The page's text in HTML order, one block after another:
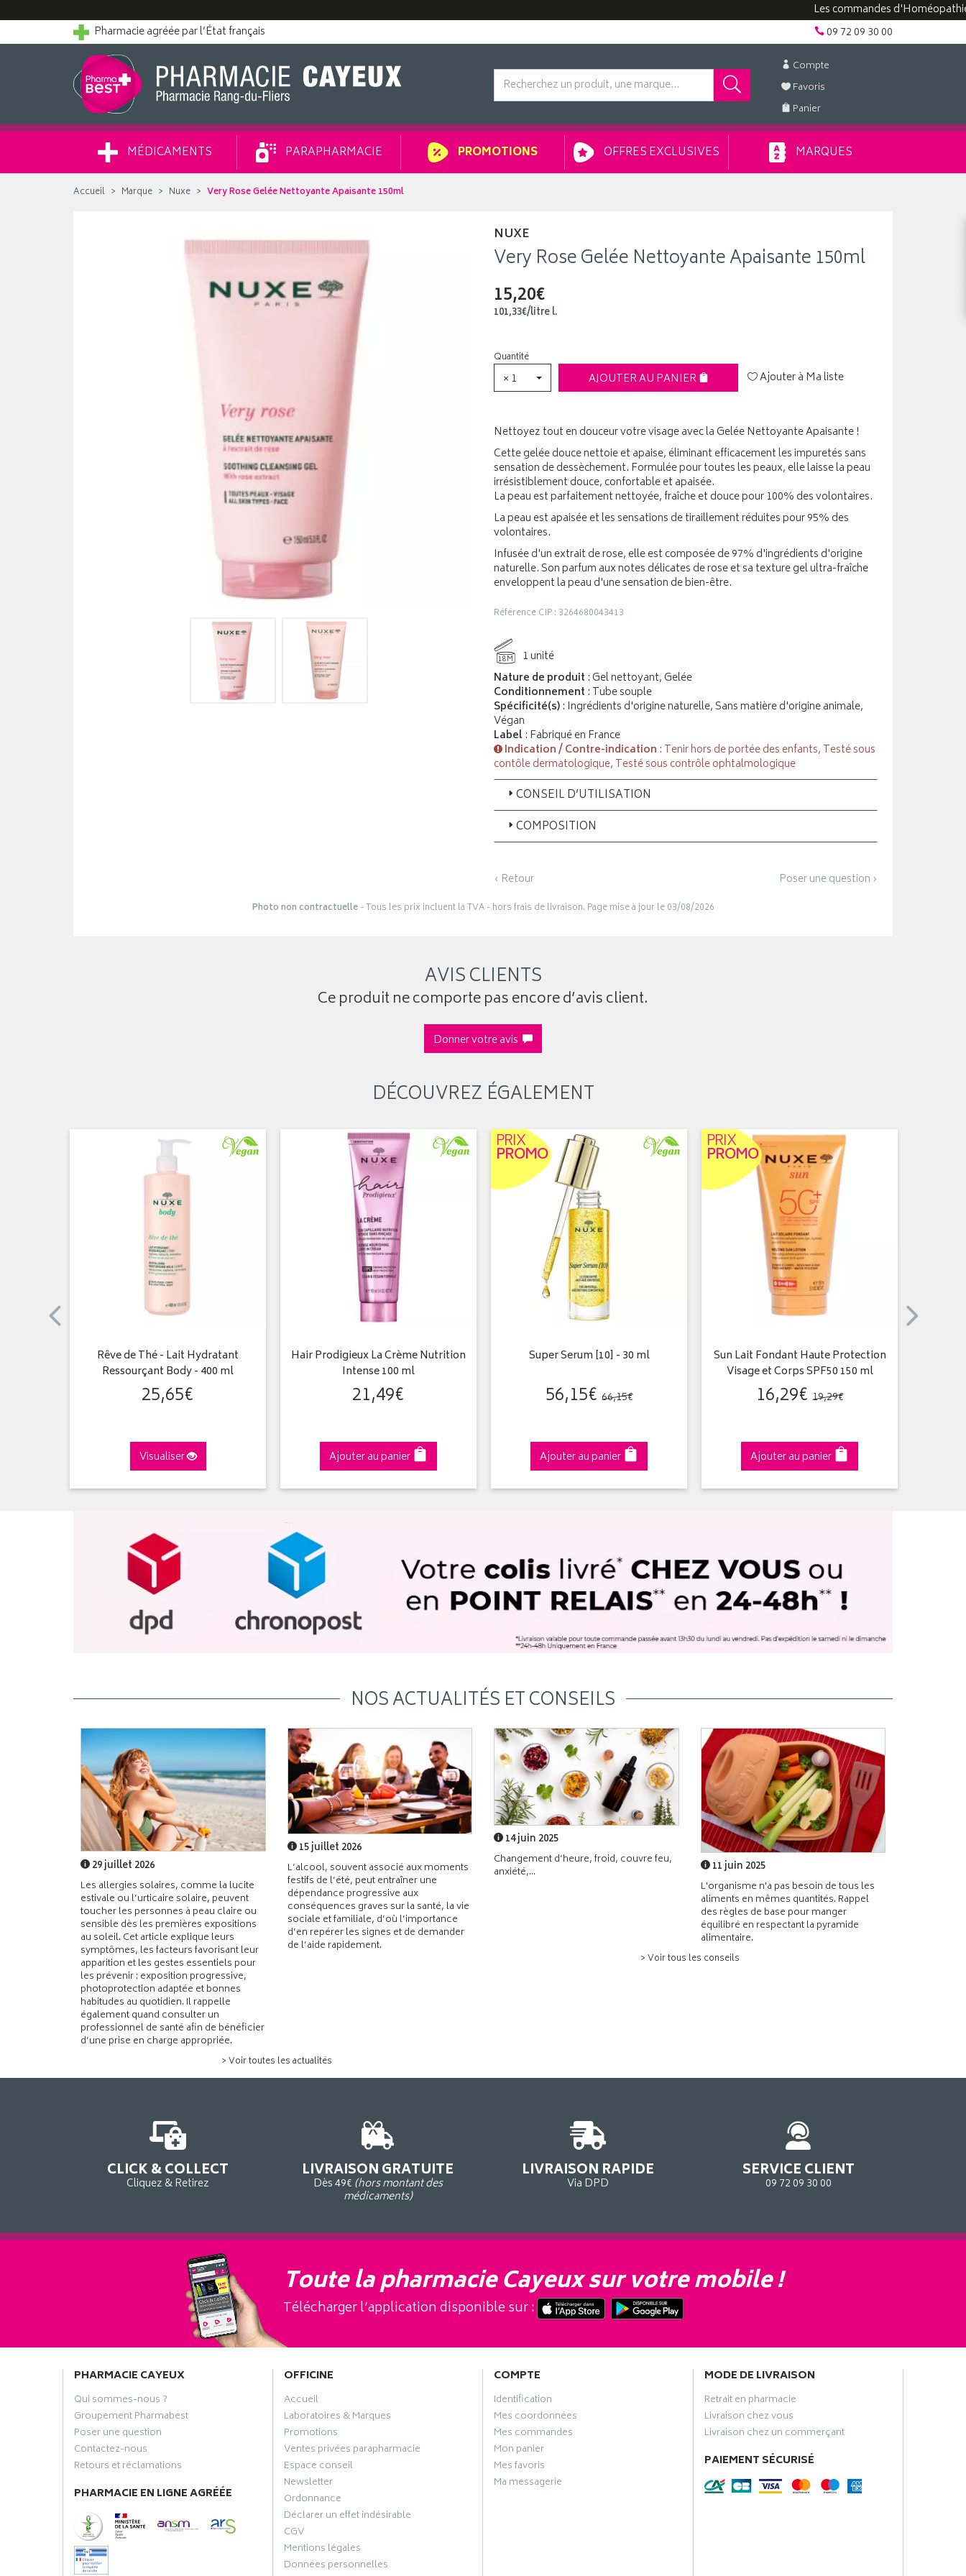
Les commandes d'Homéopathie
Pharmacie agréée par l’État français
09 72 09 30 00
Compte
Favoris
Panier
MÉDICAMENTS PARAPHARMACIE PROMOTIONS OFFRES EXCLUSIVES MARQUES
Accueil Marque Nuxe Very Rose Gelée Nettoyante Apaisante 150ml
NUXE
Very Rose Gelée Nettoyante Apaisante 150ml
15,20€
101,33€/litrel.
Quantité
× 1 AJOUTER AU PANIER Ajouter à Ma liste
Nettoyez tout en douceur votre visage avec la Gelée Nettoyante Apaisante !
Cette gelée douce nettoie et apaise, éliminant efficacement les impuretés sans
sensation de dessèchement. Formulée pour toutes les peaux, elle laisse la peau
irrésistiblement douce, confortable et apaisée.
La peau est parfaitement nettoyée, fraîche et douce pour 100% des volontaires.
La peau est apaisée et les sensations de tiraillement réduites pour 95% des
volontaires.
Infusée d'un extrait de rose, elle est composée de 97% d'ingrédients d'origine
naturelle. Son parfum aux notes délicates de rose et sa texture gel ultra-fraîche
enveloppent la peau d'une sensation de bien-être.
Référence CIP : 3264680043413
18M
1 unité
Nature de produit : Gel nettoyant, Gelée
Conditionnement : Tube souple
Spécificité(s): Ingrédients d'origine naturelle, Sans matière d'origine animale,
Végan
Label: Fabriqué en France
Indication / Contre-indication : Tenir hors de portée des enfants, Testé sous
contôle dermatologique, Testé sous contrôle ophtalmologique
CONSEIL D’UTILISATION
COMPOSITION
‹ Retour Poser une question ›
Photo non contractuelle- Tous les prix incluent la TVA - hors frais de livraison. Page mise à jour le 03/08/2026
AVIS CLIENTS
Ce produit ne comporte pas encore d’avis client.
Donner votre avis
DÉCOUVREZ ÉGALEMENT
Rêve de Thé - Lait Hydratant
Ressourçant Body - 400 ml
25,65€
Visualiser
Hair Prodigieux La Crème Nutrition
Intense 100 ml
21,49€
Ajouter au panier
PRIX
PROMO
Super Serum [10] - 30 ml
56,15€ 66,15€
Ajouter au panier
PRIX
PROMO
Sun Lait Fondant Haute Protection
Visage et Corps SPF50 150 ml
16,29€ 19,29€
Ajouter au panier
NOS ACTUALITÉS ET CONSEILS
29 juillet 2026
Les allergies solaires, comme la lucite
estivale ou l’urticaire solaire, peuvent
toucher les personnes à peau claire ou
sensible dès les premières expositions
au soleil. Cet article explique leurs
symptômes, les facteurs favorisant leur
apparition et les gestes essentiels pour
les prévenir : exposition progressive,
photoprotection adaptée et bonnes
habitudes au quotidien. Il rappelle
également quand consulter un
professionnel de santé afin de bénéficier
d’une prise en charge appropriée.
15 juillet 2026
L’alcool, souvent associé aux moments
festifs de l’été, peut entraîner une
dépendance progressive aux
conséquences graves sur la santé, la vie
sociale et familiale, d’où l’importance
d’en repérer les signes et de demander
de l’aide rapidement.
> Voir toutes les actualités
14 juin 2025
Changement d’heure, froid, couvre feu,
anxiété,...
11 juin 2025
L'organisme n'a pas besoin de tous les
aliments en mêmes quantités. Rappel
des règles de base pour manger
équilibré en respectant la pyramide
alimentaire.
> Voir tous les conseils
CLICK & COLLECT
Cliquez & Retirez
LIVRAISON GRATUITE
Dès 49€ (hors montant des
médicaments)
LIVRAISON RAPIDE
Via DPD
SERVICE CLIENT
09 72 09 30 00
Toute la pharmacie Cayeux sur votre mobile !
Télécharger l’application disponible sur :
PHARMACIE CAYEUX
Qui sommes-nous ?
Groupement Pharmabest
Poser une question
Contactez-nous
Retours et réclamations
PHARMACIE EN LIGNE AGRÉÉE
OFFICINE
Accueil
Laboratoires & Marques
Promotions
Ventes privées parapharmacie
Espace conseil
Newsletter
Ordonnance
Déclarer un effet indésirable
CGV
Mentions légales
Données personnelles
COMPTE
Identification
Mes coordonnées
Mes commandes
Mon panier
Mes favoris
Ma messagerie
MODE DE LIVRAISON
Retrait en pharmacie
Livraison chez vous
Livraison chez un commerçant
PAIEMENT SÉCURISÉ